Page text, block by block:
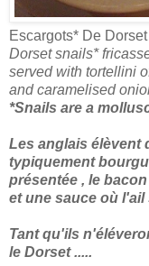
Escargots* De
Dorset snails*
served with tortellini
and caramelised
*Snails are a
Les anglais élèvent
typiquement
présentée , le
et une sauce où l'ail
Tant qu'ils
le Dorset .....